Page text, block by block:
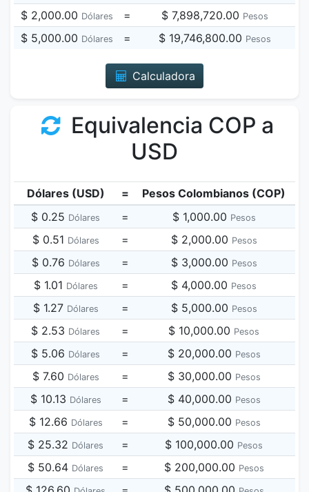
$ 2,000.00 Dólares = $ 7,898,720.00 Pesos
$ 5,000.00 Dólares = $ 19,746,800.00 Pesos
Calculadora
Equivalencia COP a
USD
Dólares (USD) =
Pesos Colombianos (COP)
$ 0.25 Dólares = $ 1,000.00 Pesos
$ 0.51 Dólares = $ 2,000.00 Pesos
$ 0.76 Dólares = $ 3,000.00 Pesos
$ 1.01 Dólares = $ 4,000.00 Pesos
$ 1.27 Dólares = $ 5,000.00 Pesos
$ 2.53 Dólares = $ 10,000.00 Pesos
$ 5.06 Dólares = $ 20,000.00 Pesos
$ 7.60 Dólares = $ 30,000.00 Pesos
$ 10.13 Dólares = $ 40,000.00 Pesos
$ 12.66 Dólares = $ 50,000.00 Pesos
$ 25.32 Dólares = $ 100,000.00 Pesos
$ 50.64 Dólares = $ 200,000.00 Pesos